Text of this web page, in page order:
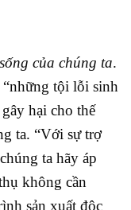
của chúng ta.
tội lỗi sinh
hại cho thế
ta. “Với sự trợ
ta hãy áp
không cần
sản xuất độc